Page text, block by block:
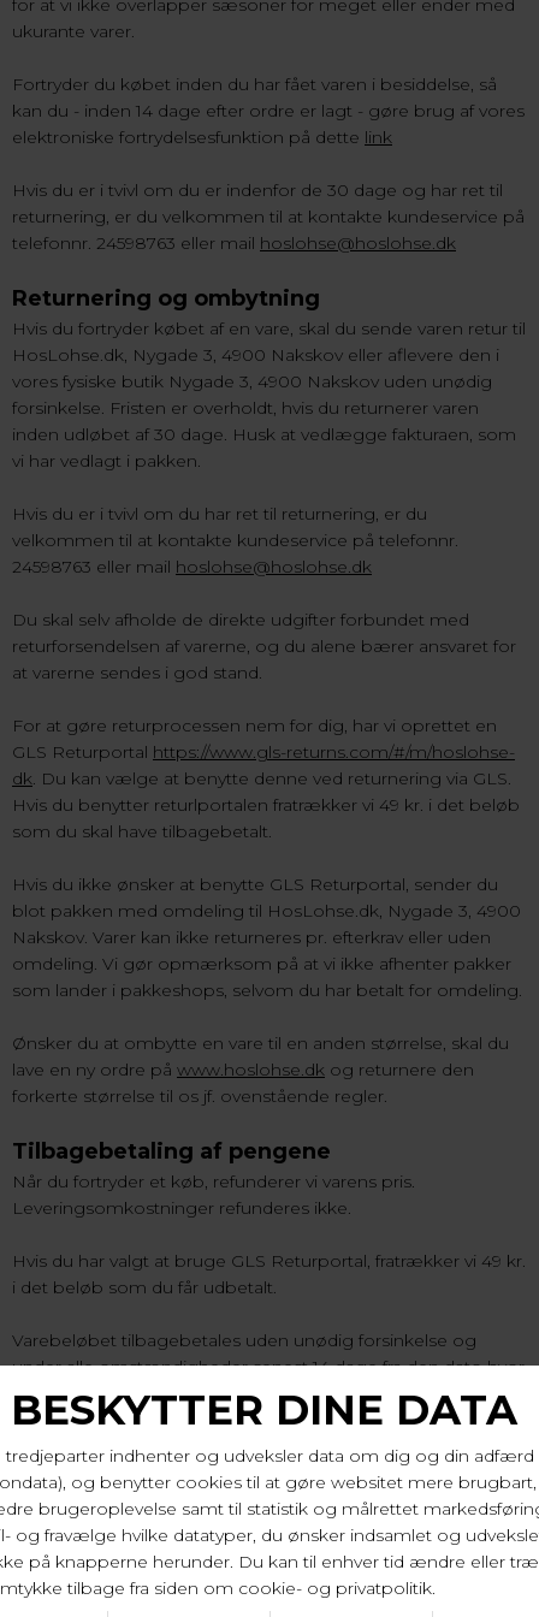
for at vi ikke overlapper sæsoner for meget eller ender med
ukurante varer.
Fortryder du købet inden du har fået varen i besiddelse, så
kan du - inden 14 dage efter ordre er lagt - gøre brug af vores
elektroniske fortrydelsesfunktion på dette link
Hvis du er i tvivl om du er indenfor de 30 dage og har ret til
returnering, er du velkommen til at kontakte kundeservice på
telefonnr. 24598763 eller mail hoslohse@hoslohse.dk
Returnering og ombytning
Hvis du fortryder købet af en vare, skal du sende varen retur til
HosLohse.dk, Nygade 3, 4900 Nakskov eller aflevere den i
vores fysiske butik Nygade 3, 4900 Nakskov uden unødig
forsinkelse. Fristen er overholdt, hvis du returnerer varen
inden udløbet af 30 dage. Husk at vedlægge fakturaen, som
vi har vedlagt i pakken.
Hvis du er i tvivl om du har ret til returnering, er du
velkommen til at kontakte kundeservice på telefonnr.
24598763 eller mail hoslohse@hoslohse.dk
Du skal selv afholde de direkte udgifter forbundet med
returforsendelsen af varerne, og du alene bærer ansvaret for
at varerne sendes i god stand.
For at gøre returprocessen nem for dig, har vi oprettet en
GLS Returportal https://www.gls-returns.com/#/m/hoslohse-
dk. Du kan vælge at benytte denne ved returnering via GLS.
Hvis du benytter returlportalen fratrækker vi 49 kr. i det beløb
som du skal have tilbagebetalt.
Hvis du ikke ønsker at benytte GLS Returportal, sender du
blot pakken med omdeling til HosLohse.dk, Nygade 3, 4900
Nakskov. Varer kan ikke returneres pr. efterkrav eller uden
omdeling. Vi gør opmærksom på at vi ikke afhenter pakker
som lander i pakkeshops, selvom du har betalt for omdeling.
Ønsker du at ombytte en vare til en anden størrelse, skal du
lave en ny ordre på www.hoslohse.dk og returnere den
forkerte størrelse til os jf. ovenstående regler.
Tilbagebetaling af pengene
Når du fortryder et køb, refunderer vi varens pris.
Leveringsomkostninger refunderes ikke.
Hvis du har valgt at bruge GLS Returportal, fratrækker vi 49 kr.
i det beløb som du får udbetalt.
Varebeløbet tilbagebetales uden unødig forsinkelse og
under alle omstændigheder senest 14 dage fra den dato hvor
vi har modtaget varerne retur. Vi gennemfører en sådan
tilbagebetaling med samme betalingsmiddel, som du
benyttede ved den oprindelige transaktion, medmindre at du
udtrykkeligt har indvilget i andet. Under alle omstændigheder
pålægges du ingen former for gebyrer som følge af
tilbagebetalingen.
Hvis du har fået varen i gave, skal du huske at gøre os
opmærksom på at det er dig og ikke giveren som skal have